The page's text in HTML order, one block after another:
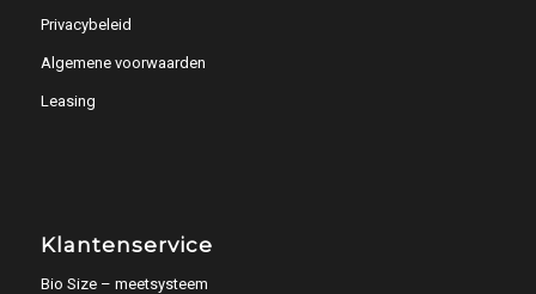
Privacybeleid
Algemene voorwaarden
Leasing
Klantenservice
Bio Size – meetsysteem